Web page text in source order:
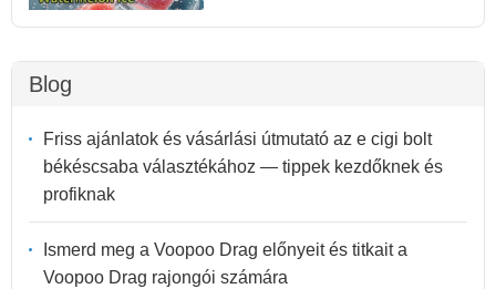
Blog
Friss ajánlatok és vásárlási útmutató az e cigi bolt
békéscsaba választékához — tippek kezdőknek és
profiknak
Ismerd meg a Voopoo Drag előnyeit és titkait a
Voopoo Drag rajongói számára